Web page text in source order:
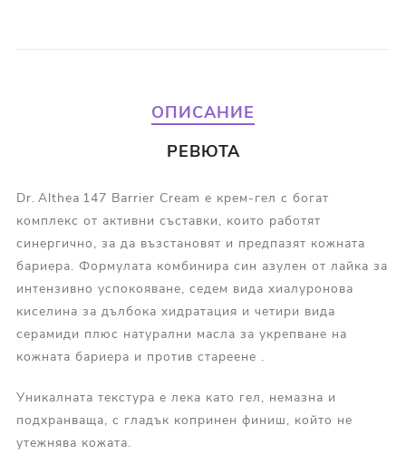
ОПИСАНИЕ
РЕВЮТА
Dr. Althea 147 Barrier Cream е крем-гел с богат
комплекс от активни съставки, които работят
синергично, за да възстановят и предпазят кожната
бариера. Формулата комбинира син азулен от лайка за
интензивно успокояване, седем вида хиалуронова
киселина за дълбока хидратация и четири вида
серамиди плюс натурални масла за укрепване на
кожната бариера и против стареене .
Уникалната текстура е лека като гел, немазна и
подхранваща, с гладък копринен финиш, който не
утежнява кожата.